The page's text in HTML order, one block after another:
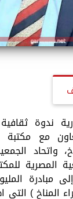
ندوة
مع مكتبة
واتحاد
المصرية
مبادرة
المناخ )